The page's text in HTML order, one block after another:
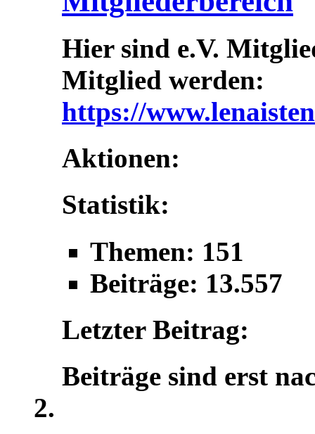
Hier sind e.V.
Mitglied werden:
https://
Aktionen:
Statistik:
Themen: 151
Beiträge: 13.557
Letzter Beitrag:
Beiträge sind erst